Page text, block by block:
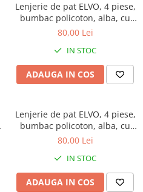
Lenjerie de pat ELVO, 4 piese,
bumbac policoton, alba, cu
flori verzi si albastre
80,00 Lei
IN STOC
ADAUGA IN COS
Lenjerie de pat ELVO, 4 piese,
bumbac policoton, alba, cu
copaci multicolori
80,00 Lei
IN STOC
ADAUGA IN COS